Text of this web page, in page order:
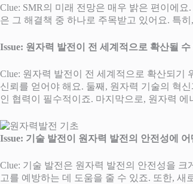
Clue: SMR의 미래 전망은 매우 밝은 편이에
은 그 해결책 중 하나로 주목받고 있어요. 특
Issue: 원자력 발전이 전 세계적으로 확산될
Clue: 원자력 발전이 전 세계적으로 확산되기
신뢰를 얻어야 해요. 둘째, 원자력 기술의 혁
인 협력이 필수적이죠. 마지막으로, 원자력
Issue: 기술 발전이 원자력 발전의 안전성에
Clue: 기술 발전은 원자력 발전의 안전성을
고를 예방하는 데 도움을 줄 수 있죠. 또한,